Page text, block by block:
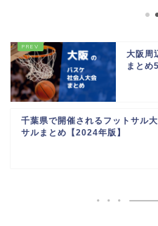
大阪周
まとめ
千葉県で開催されるフットサル
サルまとめ【2024年版】